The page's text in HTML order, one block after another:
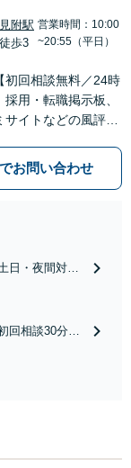
附駅
歩3
営業時間：10:00
~20:55（平日）
初回相談無料／24時
用・転職掲示板、
イトなどの風評被
相談可。可能な限り
つけサポート【労
お問い合わせ
土日・夜間対応
たら、サインす
初回相談30分無
の風評被害対